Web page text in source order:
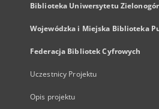
Biblioteka Uniwersytetu
Wojewódzka i Miejska Biblioteka
Federacja Bibliotek Cyfrowych
Uczestnicy Projektu
Opis projektu